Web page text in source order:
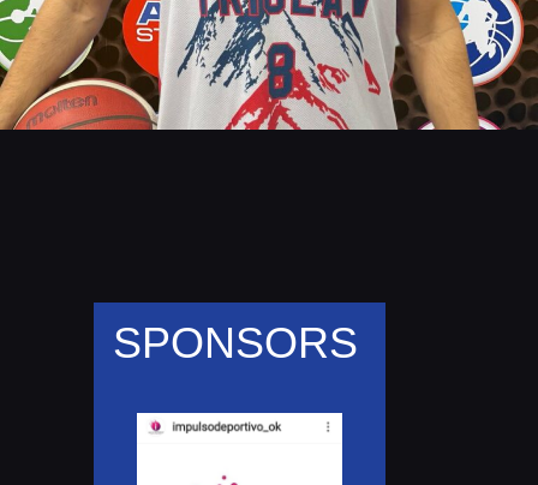
SPONSORS